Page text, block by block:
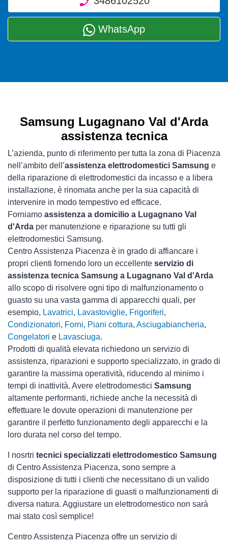
WhatsApp
Samsung Lugagnano Val d'Arda
assistenza tecnica
L’azienda, punto di riferimento per tutta la zona di Piacenza
nell’ambito dell’assistenza elettrodomestici Samsung e
della riparazione di elettrodomestici da incasso e a libera
installazione, è rinomata anche per la sua capacità di
intervenire in modo tempestivo ed efficace.
Forniamo assistenza a domicilio a Lugagnano Val
d'Arda per manutenzione e riparazione su tutti gli
elettrodomestici Samsung.
Centro Assistenza Piacenza è in grado di affiancare i
propri clienti fornendo loro un eccellente servizio di
assistenza tecnica Samsung a Lugagnano Val d'Arda
allo scopo di risolvere ogni tipo di malfunzionamento o
guasto su una vasta gamma di apparecchi quali, per
esempio, Lavatrici, Lavastoviglie, Frigoriferi,
Condizionatori, Forni, Piani cottura, Asciugabiancheria,
Congelatori e Lavasciuga.
Prodotti di qualità elevata richiedono un servizio di
assistenza, riparazioni e supporto specializzato, in grado di
garantire la massima operatività, riducendo al minimo i
tempi di inattività. Avere elettrodomestici Samsung
altamente performanti, richiede anche la necessità di
effettuare le dovute operazioni di manutenzione per
garantire il perfetto funzionamento degli apparecchi e la
loro durata nel corso del tempo.
I nosrtri tecnici specializzati elettrodomestico Samsung
di Centro Assistenza Piacenza, sono sempre a
disposizione di tutti i clienti che necessitano di un valido
supporto per la riparazione di guasti o malfunzionamenti di
diversa natura. Aggiustare un elettrodomestico non sarà
mai stato così semplice!
Centro Assistenza Piacenza offre un servizio di